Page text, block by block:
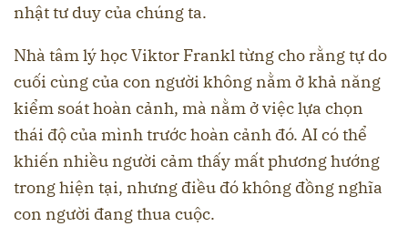
nhật tư duy của chúng ta.
Nhà tâm lý học Viktor Frankl từng cho rằng tự do
cuối cùng của con người không nằm ở khả năng
kiểm soát hoàn cảnh, mà nằm ở việc lựa chọn
thái độ của mình trước hoàn cảnh đó. AI có thể
khiến nhiều người cảm thấy mất phương hướng
trong hiện tại, nhưng điều đó không đồng nghĩa
con người đang thua cuộc.